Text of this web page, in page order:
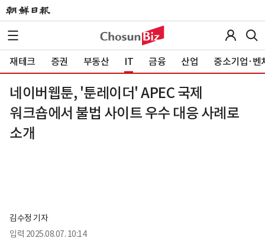
재테크 증권 부동산 IT 금융 산업 중소기업·벤
네이버웹툰, '툰레이더' APEC 국제
워크숍에서 불법 사이트 우수 대응 사례로
소개
김수정 기자
입력 2025.08.07. 10:14